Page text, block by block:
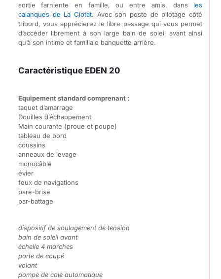
sortie farniente en famille, ou entre amis, dans les
calanques de La Ciotat. Avec son poste de pilotage côté
tribord, vous apprécierez le libre passage qui vous permet
d’accéder librement à son large bain de soleil avant ainsi
qu’à son intime et familiale banquette arrière.
Caractéristique EDEN 20
Equipement standard comprenant :
taquet d’amarrage
Douilles d’échappement
Main courante (proue et poupe)
tableau de bord
coussins
anneaux de levage
monocâble
évier
feux de navigations
pare-brise
par-battage
dispositif de soulagement de tension
bain de soleil avant
échelle 4 marches
porte de coupé
volant
pompe de cale automatique